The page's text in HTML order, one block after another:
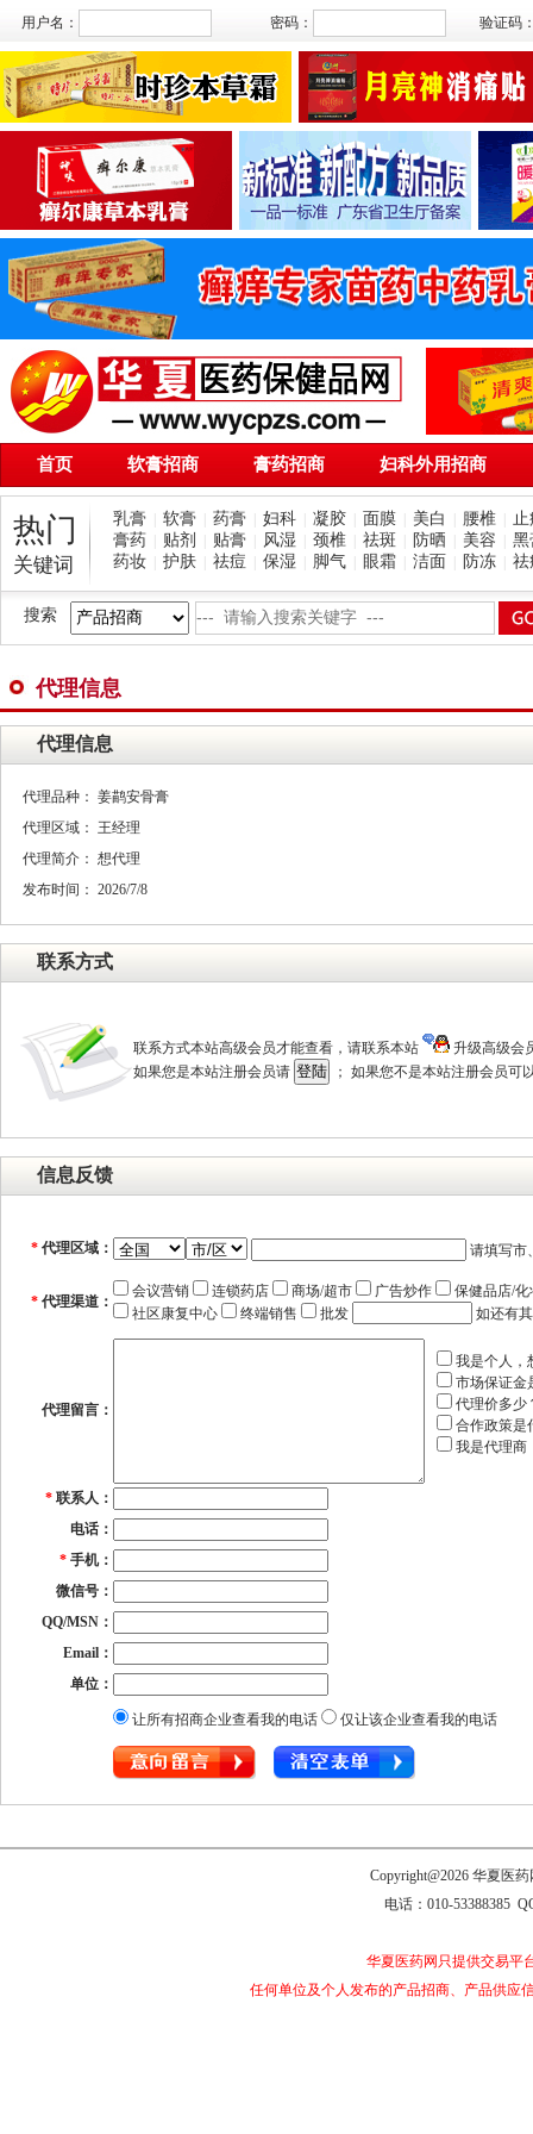
用户名： 密码： 验证码
首页 软膏招商 膏药招商 妇科外用招商
热门
关键词
乳膏 软膏 药膏 妇科 凝胶 面膜 美白 腰椎
止
膏药
贴剂 贴膏 风湿 颈椎 祛斑 防晒 美容
黑
药妆
护肤 祛痘 保湿 脚气 眼霜 洁面 防冻 祛
搜索
代理信息
代理信息
代理品种： 姜鹋安骨膏
代理区域： 王经理
代理简介： 想代理
发布时间： 2026/7/8
联系方式
联系方式本站高级会员才能查看，请联系本站
升级高级会
如果您是本站注册会员请
； 如果您不是本站注册会员可
信息反馈
* 代理区域： 请填写市
* 代理渠道：
会议营销 连锁药店 商场/超市 广告炒作
保健品店/化
社区康复中心
终端销售 批发 如还有
代理留言：
我是个人，
市场保证金
代理价多少
合作政策是
我是代理商
* 联系人：
电话：
* 手机：
微信号：
QQ/MSN：
Email：
单位：
让所有招商企业查看我的电话 仅让该企业查看我的电话
Copyright@2026 华夏医
电话：010-53388385
华夏医药网只提供交易平
任何单位及个人发布的产品招商、产品供应